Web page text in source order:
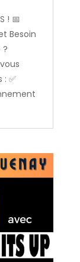
! 📅
Besoin
?
✅